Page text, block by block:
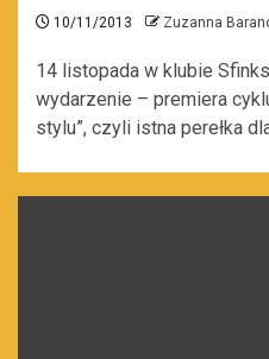
10/11/2013 Zuzanna
14 listopada w klubie
wydarzenie – premiera
stylu”, czyli istna perełka